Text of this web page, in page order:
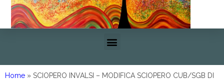
Home » SCIOPERO INVALSI – MODIFICA SCIOPERO CUB/SGB DI